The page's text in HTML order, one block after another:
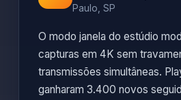
Paulo, SP
O modo janela do estúdio
capturas em 4K sem
transmissões simultâneas.
ganharam 3.400 novos